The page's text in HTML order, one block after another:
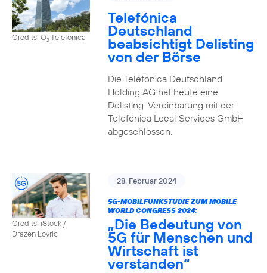
Credits: O2Telefónica
Telefónica
Deutschland
beabsichtigt Delisting
von der Börse
Die Telefónica Deutschland
Holding AG hat heute eine
Delisting-Vereinbarung mit der
Telefónica Local Services GmbH
abgeschlossen.
Credits: iStock /
Drazen Lovric
28. Februar 2024
5G-MOBILFUNKSTUDIE ZUM MOBILE
WORLD CONGRESS 2024:
„Die Bedeutung von
5G für Menschen und
Wirtschaft ist
verstanden“